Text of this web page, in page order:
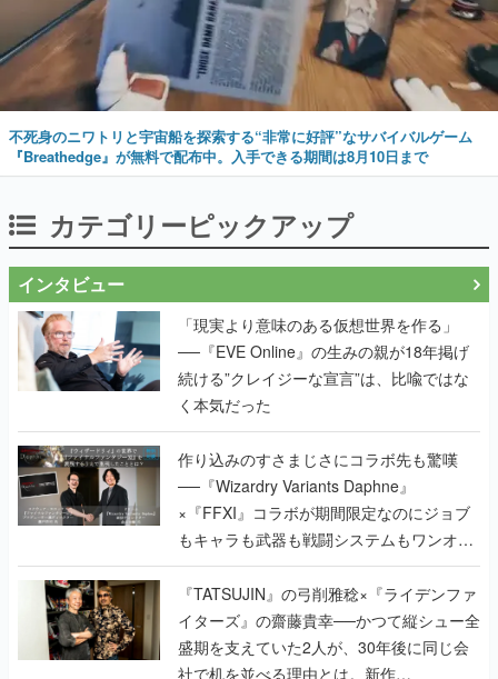
不死身のニワトリと宇宙船を探索する“非常に好評”なサバイバルゲーム
『Breathedge』が無料で配布中。入手できる期間は8月10日まで
カテゴリーピックアップ
インタビュー
「現実より意味のある仮想世界を作る」
──『EVE Online』の生みの親が18年掲げ
続ける”クレイジーな宣言”は、比喩ではな
く本気だった
作り込みのすさまじさにコラボ先も驚嘆
──『Wizardry Variants Daphne』
×『FFXI』コラボが期間限定なのにジョブ
もキャラも武器も戦闘システムもワンオフ
で作り込まれた理由を両ディレクターに聞
く
『TATSUJIN』の弓削雅稔×『ライデンファ
イターズ』の齋藤貴幸──かつて縦シュー全
盛期を支えていた2人が、30年後に同じ会
社で机を並べる理由とは。新作